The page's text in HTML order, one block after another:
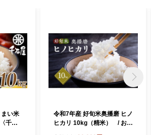
まい米
千石
令和7年産 好旬米奥播磨 ヒノ
ヒカリ 10kg（精米） / お米